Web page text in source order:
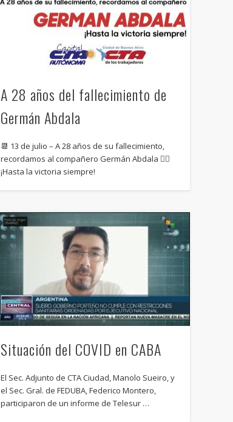
A 28 años del fallecimiento de
Germán Abdala
📆 13 de julio – A 28 años de su fallecimiento,
recordamos al compañero Germán Abdala ✊🏽
¡Hasta la victoria siempre!
Situación del COVID en CABA
El Sec. Adjunto de CTA Ciudad, Manolo Sueiro, y
el Sec. Gral. de FEDUBA, Federico Montero,
participaron de un informe de Telesur …